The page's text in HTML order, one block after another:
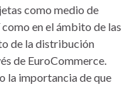
como medio de
en el ámbito de las
de la distribución
de EuroCommerce.
la importancia de que